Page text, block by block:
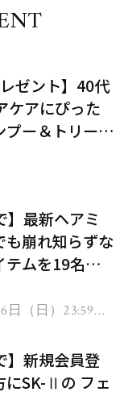
レゼント】40代
ケアにぴった
プー＆トリート
】最新ヘアミ
も崩れ知らずな
テムを19名様
日（日）23:59ま
】新規会員登
にSK-Ⅱの フェ